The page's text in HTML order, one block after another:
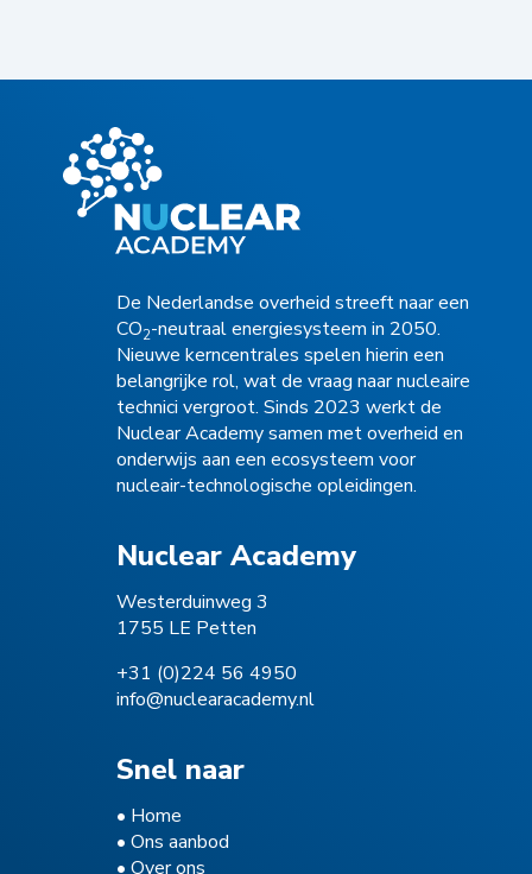
De Nederlandse overheid streeft naar een
CO2-neutraal energiesysteem in 2050.
Nieuwe kerncentrales spelen hierin een
belangrijke rol, wat de vraag naar nucleaire
technici vergroot. Sinds 2023 werkt de
Nuclear Academy samen met overheid en
onderwijs aan een ecosysteem voor
nucleair-technologische opleidingen.
Nuclear Academy
Westerduinweg 3
1755 LE Petten
+31 (0)224 56 4950
info@nuclearacademy.nl
Snel naar
• Home
•Ons aanbod
•Over ons